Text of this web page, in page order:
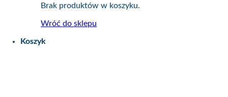
Brak produktów w koszyku.
Wróć do sklepu
Koszyk